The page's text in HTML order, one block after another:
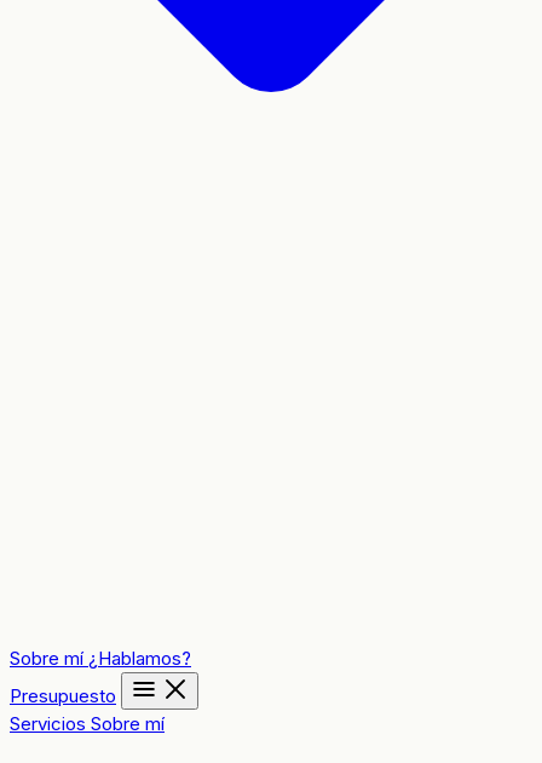
Sobre mí ¿Hablamos?
Presupuesto
Servicios Sobre mí